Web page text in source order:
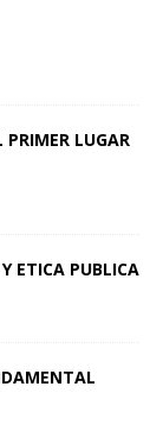
PRIMER LUGAR
ETICA PUBLICA